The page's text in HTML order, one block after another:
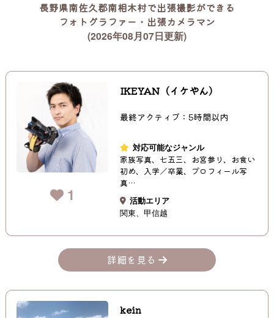
長野県南佐久郡南相木村で出張撮影ができる
フォトグラファー・出張カメラマン
(2026年08月07日更新)
1
IKEYAN（イケやん）
最終アクティブ：5時間以内
対応可能なジャンル
家族写真、七五三、お宮参り、お食い
初め、入学／卒業、プロフィール写
真…
活動エリア
関東
甲信越
詳細を見る
kein